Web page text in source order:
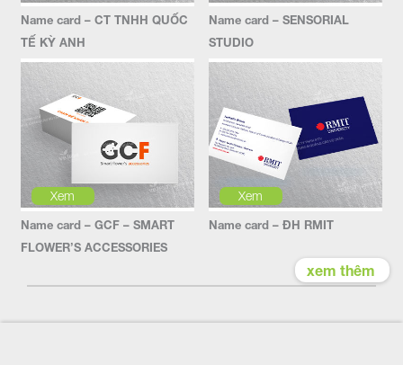
Name card – CT TNHH QUỐC
TẾ KỲ ANH
Name card – SENSORIAL
STUDIO
Xem
Name card – GCF – SMART
FLOWER’S ACCESSORIES
Xem
Name card – ĐH RMIT
xem thêm